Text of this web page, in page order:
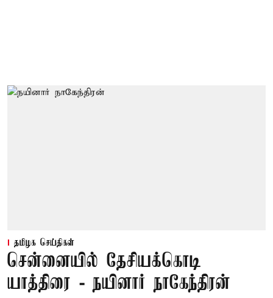
தமிழக செய்திகள்
சென்னையில் தேசியக்கொடி
யாத்திரை - நயினார் நாகேந்திரன்